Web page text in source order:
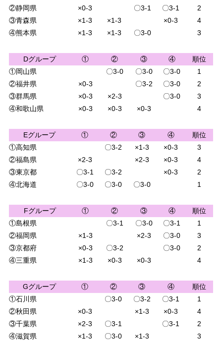
②静岡県
×0-3 〇3-1 〇3-1
2
③青森県
×1-3 ×1-3 ×0-3
4
④熊本県
×1-3 ×1-3 〇3-0 3
Dグループ ① ② ③ ④
順位
①岡山県
〇3-0 〇3-0 〇3-0
1
②福井県
×0-3 〇3-2 〇3-0
2
③群馬県
×0-3 ×2-3 〇3-0
3
④和歌山県
×0-3 ×0-3 ×0-3 4
Eグループ ① ② ③ ④
順位
①高知県
〇3-2 ×1-3 ×0-3
3
②福島県
×2-3 ×2-3 ×0-3
4
③東京都
〇3-1 〇3-2 ×0-3
2
④北海道
〇3-0 〇3-0 〇3-0 1
Fグループ ① ② ③ ④
順位
①島根県
〇3-1 〇3-0 〇3-1
1
②福岡県
×1-3 ×2-3 〇3-0
3
③京都府
×0-3 〇3-2 〇3-0
2
④三重県
×1-3 ×0-3 ×0-3 4
Gグループ ① ② ③ ④
順位
①石川県
〇3-0 〇3-2 〇3-1
1
②秋田県
×0-3 ×1-3 ×0-3
4
③千葉県
×2-3 〇3-1 〇3-1
2
④滋賀県
×1-3 〇3-0 ×1-3 3